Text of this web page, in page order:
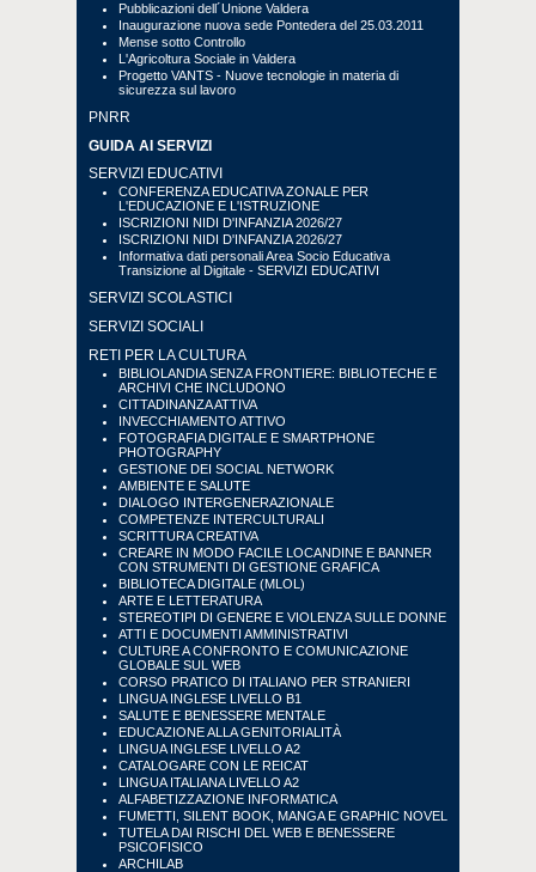
Pubblicazioni dell´Unione Valdera
Inaugurazione nuova sede Pontedera del 25.03.2011
Mense sotto Controllo
L'Agricoltura Sociale in Valdera
Progetto VANTS - Nuove tecnologie in materia di
sicurezza sul lavoro
PNRR
GUIDA AI SERVIZI
SERVIZI EDUCATIVI
CONFERENZA EDUCATIVA ZONALE PER
L'EDUCAZIONE E L'ISTRUZIONE
ISCRIZIONI NIDI D'INFANZIA 2026/27
ISCRIZIONI NIDI D'INFANZIA 2026/27
Informativa dati personali Area Socio Educativa
Transizione al Digitale - SERVIZI EDUCATIVI
SERVIZI SCOLASTICI
SERVIZI SOCIALI
RETI PER LA CULTURA
BIBLIOLANDIA SENZA FRONTIERE: BIBLIOTECHE E
ARCHIVI CHE INCLUDONO
CITTADINANZA ATTIVA
INVECCHIAMENTO ATTIVO
FOTOGRAFIA DIGITALE E SMARTPHONE
PHOTOGRAPHY
GESTIONE DEI SOCIAL NETWORK
AMBIENTE E SALUTE
DIALOGO INTERGENERAZIONALE
COMPETENZE INTERCULTURALI
SCRITTURA CREATIVA
CREARE IN MODO FACILE LOCANDINE E BANNER
CON STRUMENTI DI GESTIONE GRAFICA
BIBLIOTECA DIGITALE (MLOL)
ARTE E LETTERATURA
STEREOTIPI DI GENERE E VIOLENZA SULLE DONNE
ATTI E DOCUMENTI AMMINISTRATIVI
CULTURE A CONFRONTO E COMUNICAZIONE
GLOBALE SUL WEB
CORSO PRATICO DI ITALIANO PER STRANIERI
LINGUA INGLESE LIVELLO B1
SALUTE E BENESSERE MENTALE
EDUCAZIONE ALLA GENITORIALITÀ
LINGUA INGLESE LIVELLO A2
CATALOGARE CON LE REICAT
LINGUA ITALIANA LIVELLO A2
ALFABETIZZAZIONE INFORMATICA
FUMETTI, SILENT BOOK, MANGA E GRAPHIC NOVEL
TUTELA DAI RISCHI DEL WEB E BENESSERE
PSICOFISICO
ARCHILAB